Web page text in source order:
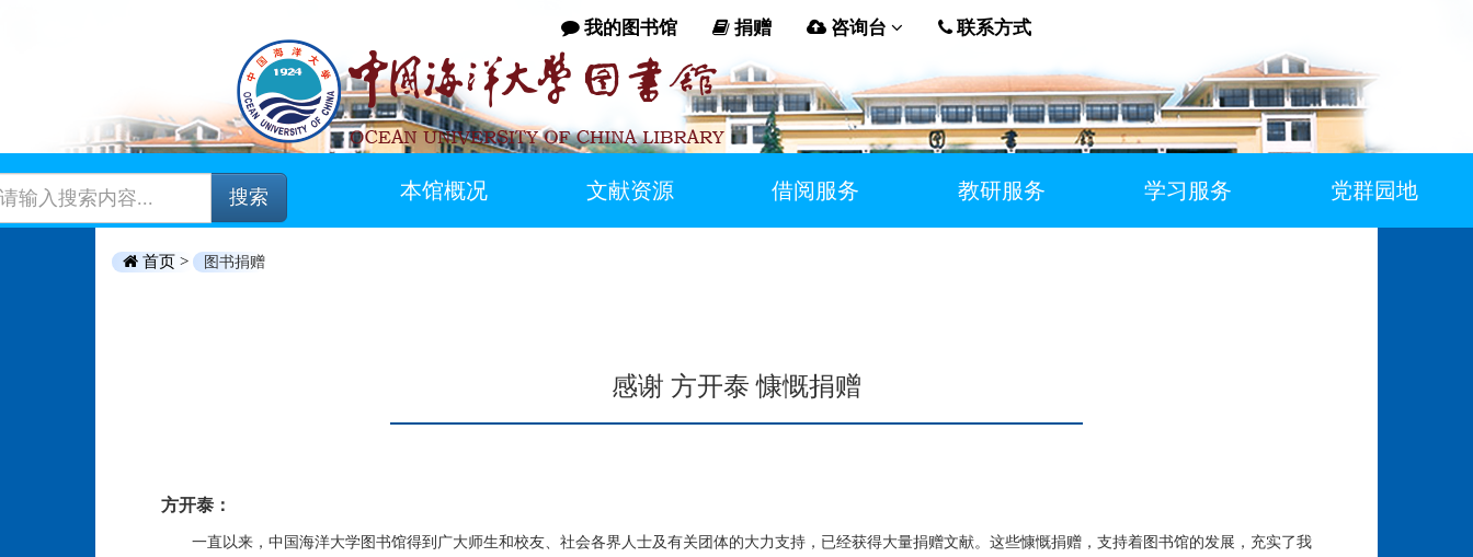
我的图书馆 捐赠 咨询台 联系方式
搜索 本馆概况 文献资源 借阅服务 教研服务 学习服务 党群园地
首页 > 图书捐赠
感谢 方开泰 慷慨捐赠
方开泰：
一直以来，中国海洋大学图书馆得到广大师生和校友、社会各界人士及有关团体的大力支持，已经获得大量捐赠文献。这些慷慨捐赠，支持着图书馆的发展，充实了我